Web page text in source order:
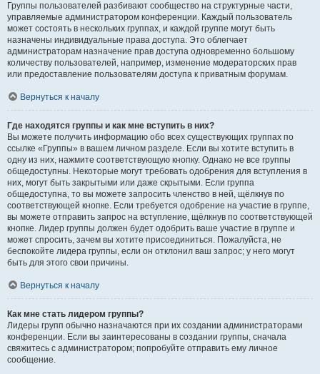
Группы пользователей разбивают сообщество на структурные части,
управляемые администратором конференции. Каждый пользователь
может состоять в нескольких группах, и каждой группе могут быть
назначены индивидуальные права доступа. Это облегчает
администраторам назначение прав доступа одновременно большому
количеству пользователей, например, изменение модераторских прав
или предоставление пользователям доступа к приватным форумам.
Вернуться к началу
Где находятся группы и как мне вступить в них?
Вы можете получить информацию обо всех существующих группах по
ссылке «Группы» в вашем личном разделе. Если вы хотите вступить в
одну из них, нажмите соответствующую кнопку. Однако не все группы
общедоступны. Некоторые могут требовать одобрения для вступления в
них, могут быть закрытыми или даже скрытыми. Если группа
общедоступна, то вы можете запросить членство в ней, щёлкнув по
соответствующей кнопке. Если требуется одобрение на участие в группе,
вы можете отправить запрос на вступление, щёлкнув по соответствующей
кнопке. Лидер группы должен будет одобрить ваше участие в группе и
может спросить, зачем вы хотите присоединиться. Пожалуйста, не
беспокойте лидера группы, если он отклонил ваш запрос; у него могут
быть для этого свои причины.
Вернуться к началу
Как мне стать лидером группы?
Лидеры групп обычно назначаются при их создании администраторами
конференции. Если вы заинтересованы в создании группы, сначала
свяжитесь с администратором; попробуйте отправить ему личное
сообщение.